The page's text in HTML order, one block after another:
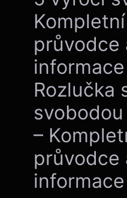
Kompletní
průvodce
informace
Rozlučka
–
průvodce
informace